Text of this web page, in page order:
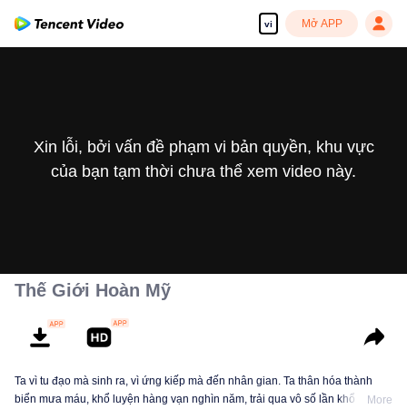
vi Mở APP
Xin lỗi, bởi vấn đề phạm vi bản quyền, khu vực
của bạn tạm thời chưa thể xem video này.
Thế Giới Hoàn Mỹ
Ta vì tu đạo mà sinh ra, vì ứng kiếp mà đến nhân gian. Ta thân hóa thành
biển mưa máu, khổ luyện hàng vạn nghìn năm, trải qua vô số lần khổ cực cơ
More